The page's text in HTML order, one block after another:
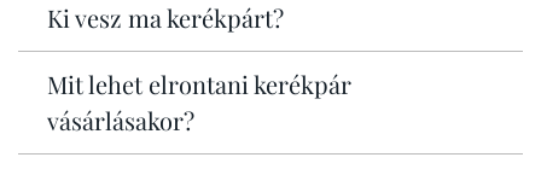
Ki vesz ma kerékpárt?
Mit lehet elrontani kerékpár
vásárlásakor?